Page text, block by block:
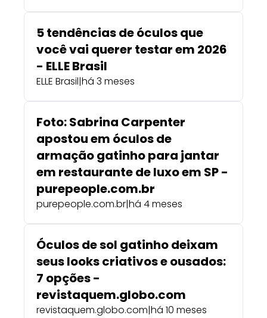
5 tendências de óculos que
você vai querer testar em 2026
- ELLE Brasil
ELLE Brasil|há 3 meses
Foto: Sabrina Carpenter
apostou em óculos de
armação gatinho para jantar
em restaurante de luxo em SP -
purepeople.com.br
purepeople.com.br|há 4 meses
Óculos de sol gatinho deixam
seus looks criativos e ousados:
7 opções -
revistaquem.globo.com
revistaquem.globo.com|há 10 meses